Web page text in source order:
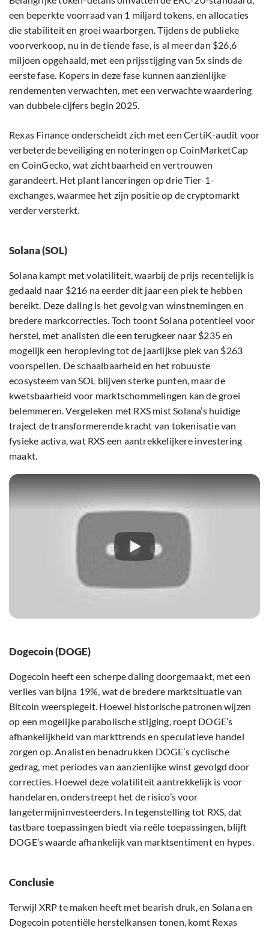
een beperkte voorraad van 1 miljard tokens, en allocaties
die stabiliteit en groei waarborgen. Tijdens de publieke
voorverkoop, nu in de tiende fase, is al meer dan $26,6
miljoen opgehaald, met een prijsstijging van 5x sinds de
eerste fase. Kopers in deze fase kunnen aanzienlijke
rendementen verwachten, met een verwachte waardering
van dubbele cijfers begin 2025.
Rexas Finance onderscheidt zich met een CertiK-audit voor
verbeterde beveiliging en noteringen op CoinMarketCap
en CoinGecko, wat zichtbaarheid en vertrouwen
garandeert. Het plant lanceringen op drie Tier-1-
exchanges, waarmee het zijn positie op de cryptomarkt
verder versterkt.
Solana (SOL)
Solana kampt met volatiliteit, waarbij de prijs recentelijk is
gedaald naar $216 na eerder dit jaar een piek te hebben
bereikt. Deze daling is het gevolg van winstnemingen en
bredere markcorrecties. Toch toont Solana potentieel voor
herstel, met analisten die een terugkeer naar $235 en
mogelijk een heropleving tot de jaarlijkse piek van $263
voorspellen. De schaalbaarheid en het robuuste
ecosysteem van SOL blijven sterke punten, maar de
kwetsbaarheid voor marktschommelingen kan de groei
belemmeren. Vergeleken met RXS mist Solana’s huidige
traject de transformerende kracht van tokenisatie van
fysieke activa, wat RXS een aantrekkelijkere investering
maakt.
Dogecoin (DOGE)
Dogecoin heeft een scherpe daling doorgemaakt, met een
verlies van bijna 19%, wat de bredere marktsituatie van
Bitcoin weerspiegelt. Hoewel historische patronen wijzen
op een mogelijke parabolische stijging, roept DOGE’s
afhankelijkheid van markttrends en speculatieve handel
zorgen op. Analisten benadrukken DOGE’s cyclische
gedrag, met periodes van aanzienlijke winst gevolgd door
correcties. Hoewel deze volatiliteit aantrekkelijk is voor
handelaren, onderstreept het de risico’s voor
langetermijninvesteerders. In tegenstelling tot RXS, dat
tastbare toepassingen biedt via reële toepassingen, blijft
DOGE’s waarde afhankelijk van marktsentiment en hypes.
Conclusie
Terwijl XRP te maken heeft met bearish druk, en Solana en
Dogecoin potentiële herstelkansen tonen, komt Rexas